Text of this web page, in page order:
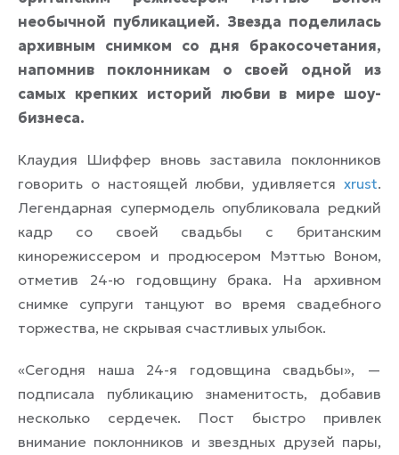
необычной публикацией. Звезда поделилась
архивным снимком со дня бракосочетания,
напомнив поклонникам о своей одной из
самых крепких историй любви в мире шоу-
бизнеса.
Клаудия Шиффер вновь заставила поклонников
говорить о настоящей любви, удивляется xrust.
Легендарная супермодель опубликовала редкий
кадр со своей свадьбы с британским
кинорежиссером и продюсером Мэттью Воном,
отметив 24-ю годовщину брака. На архивном
снимке супруги танцуют во время свадебного
торжества, не скрывая счастливых улыбок.
«Сегодня наша 24-я годовщина свадьбы», —
подписала публикацию знаменитость, добавив
несколько сердечек. Пост быстро привлек
внимание поклонников и звездных друзей пары,